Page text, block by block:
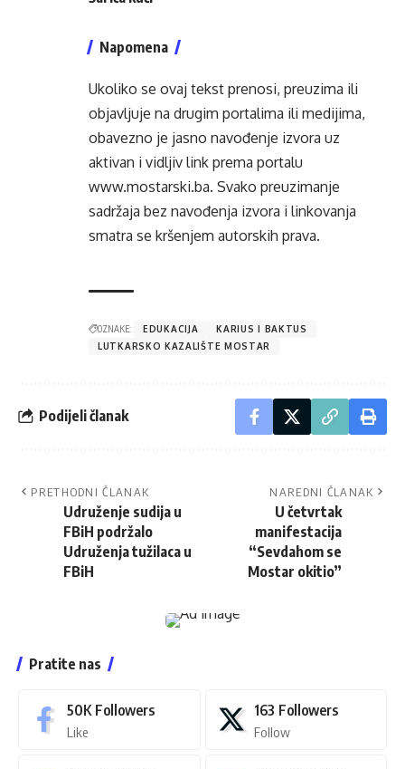
Napomena
Ukoliko se ovaj tekst prenosi, preuzima ili
objavljuje na drugim portalima ili medijima,
obavezno je jasno navođenje izvora uz
aktivan i vidljiv link prema portalu
www.mostarski.ba. Svako preuzimanje
sadržaja bez navođenja izvora i linkovanja
smatra se kršenjem autorskih prava.
OZNAKE: EDUKACIJA
KARIUS I BAKTUS
LUTKARSKO KAZALIŠTE MOSTAR
Podijeli članak
PRETHODNI ČLANAK
Udruženje sudija u
FBiH podržalo
Udruženja tužilaca u
FBiH
NAREDNI ČLANAK
U četvrtak
manifestacija
“Sevdahom se
Mostar okitio”
Pratite nas
50K Followers
Like
163 Followers
Follow